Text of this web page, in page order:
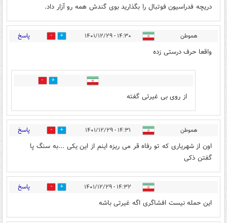
دریچه فدراسیون فوتبال را بگذارید بوی گندش همه رو آزار داد.
هموطن ۱۴:۳۰ - ۱۴۰۱/۱۲/۲۹ 10 پاسخ
واقعا حرف درستی زده
3
از روی بی غیرتی گفته
هموطن ۱۴:۳۱ - ۱۴۰۱/۱۲/۲۹ 10 پاسخ
اون از شهریاری که تو رفاه قر می ریزه اینم از این یکی ...به سنگ پا
گفتن ذکی
۱۴:۳۲ - ۱۴۰۱/۱۲/۲۹ 1 پاسخ
این حمله نیست افشاگری اگه غیرتی باشه